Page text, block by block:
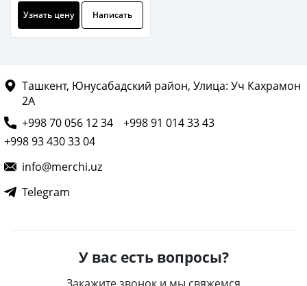
Узнать цену Написать
Ташкент, Юнусабадский район, Улица: Уч Кахрамон
2А
+998 70 056 12 34
+998 91 014 33 43
+998 93 430 33 04
info@merchi.uz
Telegram
У вас есть вопросы?